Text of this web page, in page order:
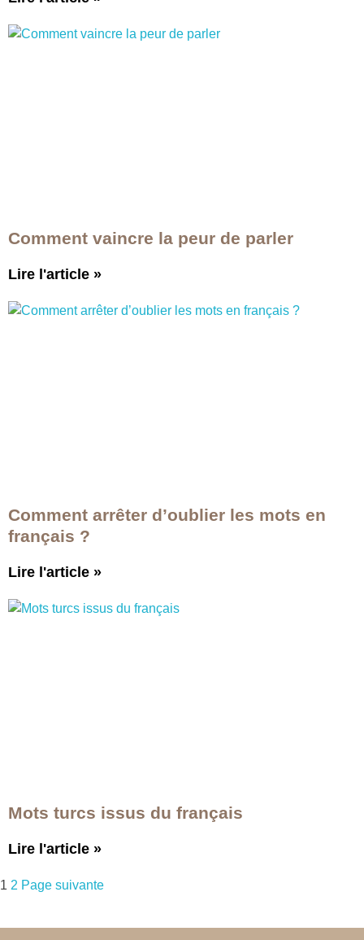
Comment vaincre la peur de parler
Lire l'article »
Comment arrêter d’oublier les mots en
français ?
Lire l'article »
Mots turcs issus du français
Lire l'article »
1 2 Page suivante